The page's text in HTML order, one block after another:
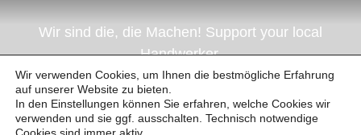
Wir sind die, die Machen! Support your local
Handwerker.
Wir verwenden Cookies, um Ihnen die bestmögliche Erfahrung
auf unserer Website zu bieten.
In den Einstellungen können Sie erfahren, welche Cookies wir
verwenden und sie ggf. ausschalten. Technisch notwendige